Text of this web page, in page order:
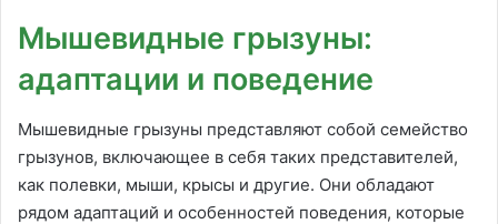
Мышевидные грызуны:
адаптации и поведение
Мышевидные грызуны представляют собой семейство
грызунов, включающее в себя таких представителей,
как полевки, мыши, крысы и другие. Они обладают
рядом адаптаций и особенностей поведения, которые